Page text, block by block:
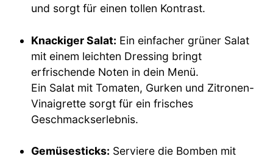
und sorgt für einen tollen Kontrast.
Knackiger Salat: Ein einfacher grüner Salat
mit einem leichten Dressing bringt
erfrischende Noten in dein Menü.
Ein Salat mit Tomaten, Gurken und Zitronen-
Vinaigrette sorgt für ein frisches
Geschmackserlebnis.
Gemüsesticks: Serviere die Bomben mit